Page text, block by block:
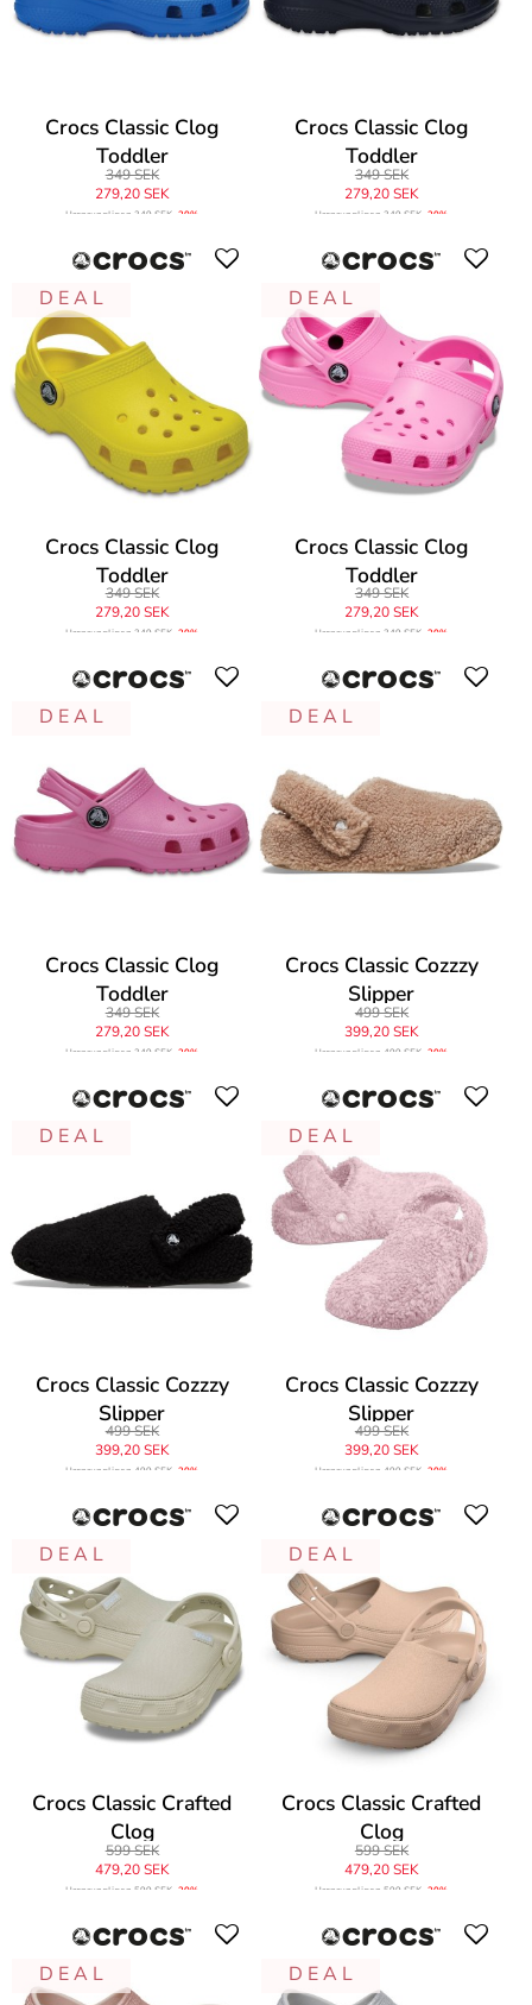
Crocs Classic Clog
Toddler
349 SEK
279,20 SEK
Ursprungligen349 SEK -20%
Crocs Classic Clog
Toddler
349 SEK
279,20 SEK
Ursprungligen349 SEK -20%
D E A L
Crocs Classic Clog
Toddler
349 SEK
279,20 SEK
Ursprungligen349 SEK -20%
D E A L
Crocs Classic Clog
Toddler
349 SEK
279,20 SEK
Ursprungligen349 SEK -20%
D E A L
Crocs Classic Clog
Toddler
349 SEK
279,20 SEK
Ursprungligen349 SEK -20%
D E A L
Crocs Classic Cozzzy
Slipper
499 SEK
399,20 SEK
Ursprungligen 499 SEK -20%
D E A L
Crocs Classic Cozzzy
Slipper
499 SEK
399,20 SEK
Ursprungligen 499 SEK -20%
D E A L
Crocs Classic Cozzzy
Slipper
499 SEK
399,20 SEK
Ursprungligen 499 SEK -20%
D E A L
Crocs Classic Crafted
Clog
599 SEK
479,20 SEK
Ursprungligen599 SEK -20%
D E A L
Crocs Classic Crafted
Clog
599 SEK
479,20 SEK
Ursprungligen599 SEK -20%
D E A L D E A L